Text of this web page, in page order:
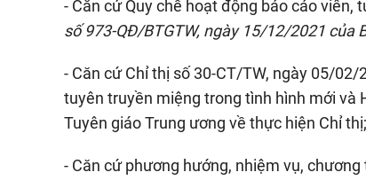
- Căn cứ Quy chế hoạt động báo cáo viên,
số 973-QĐ/BTGTW, ngày 15/12/2021 của
- Căn cứ Chỉ thị số 30-CT/TW, ngày 05/
tuyên truyền miệng trong tình hình mới và
Tuyên giáo Trung ương về thực hiện Chỉ thị;
- Căn cứ phương hướng, nhiệm vụ,